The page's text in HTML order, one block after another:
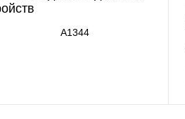
A1344